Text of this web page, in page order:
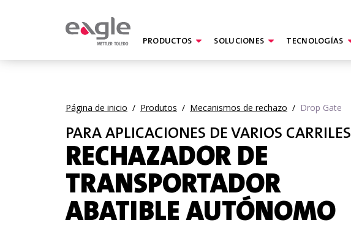
PRODUCTOS SOLUCIONES TECNOLOGÍAS
Página de inicio / Produtos / Mecanismos de rechazo / Drop Gate
PARA APLICACIONES DE VARIOS CARRILES
RECHAZADOR DE
TRANSPORTADOR
ABATIBLE AUTÓNOMO